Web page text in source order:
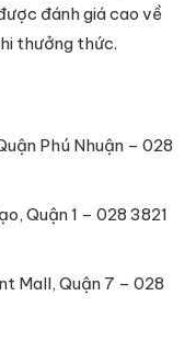
đánh giá cao về
thưởng thức.
Phú Nhuận – 028
Quận 1 – 028 3821
Mall, Quận 7 – 028